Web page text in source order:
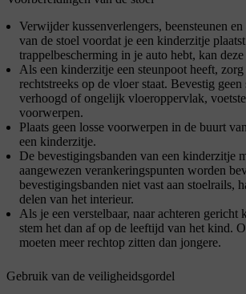
Verwijder kussenverlengers, beensteunen en
van de stoel voordat je een kinderzitje
trappelbescherming in je auto hebt, kan
Als een kinderzitje een steunpoot heeft,
rechtstreeks op de vloer staat. Bevestig geen
verhoogd of ongelijk vloeroppervlak,
voorwerpen.
Plaats geen losse voorwerpen in de buurt
een kinderzitje.
De bevestigingsbanden van een kinderzitje
aangewezen verankeringspunten worden
bevestigingsbanden niet vast aan stoelrails,
delen van het interieur.
Als je een verstelbaar, naar achteren gericht
stem het dan af op de leeftijd van het kind.
moeten meer rechtop zitten dan jongere.
Gebruik van de veiligheidsgordel